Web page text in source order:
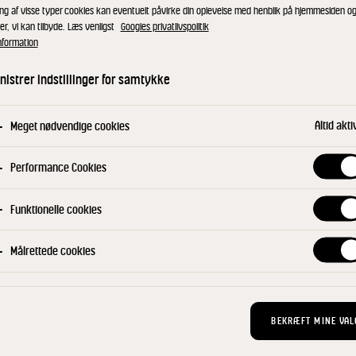
du din egen
til varme applikationer og har en god smelte-
af visse typer cookies kan eventuelt påvirke din oplevelse med henblik på hjemmesiden
vi kan tilbyde. Læs venligst Googles privatlivspolitik
indstillinger for samtykke
Meget nødvendige cookies Altid
Performance Cookies
Funktionelle cookies
Målrettede cookies
BEKRÆFT MINE